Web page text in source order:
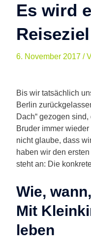
Es wird
6. November 2017/
Bis wir tatsächlich
Berlin
Dach“ gezogen
Bruder immer
nicht glaube, dass
haben wir den
steht an: Die
Wie,
Mit
leben